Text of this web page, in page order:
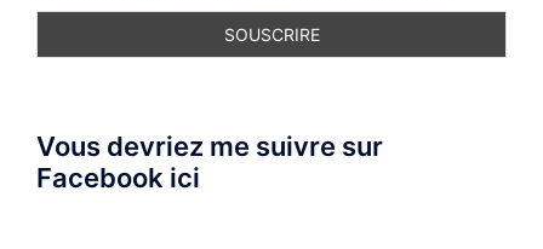
Vous devriez me suivre sur
Facebook ici